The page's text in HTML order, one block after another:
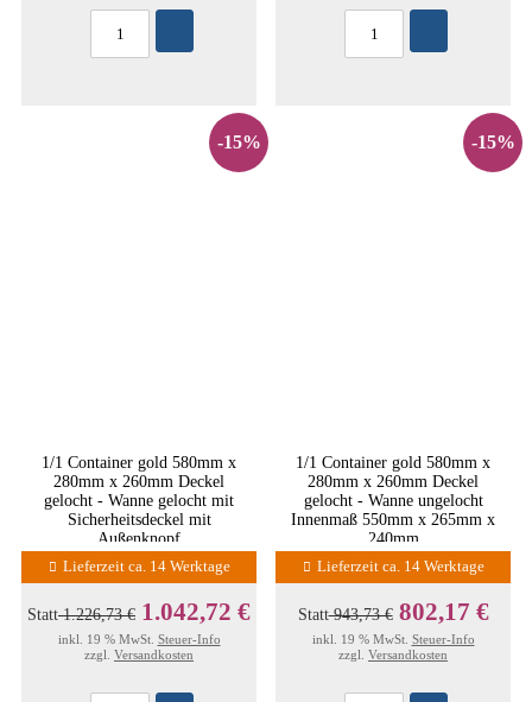
-15%
1/1 Container gold 580mm x
280mm x 260mm Deckel
gelocht - Wanne gelocht mit
Sicherheitsdeckel mit
Außenknopf
Lieferzeit ca. 14 Werktage
Statt1.226,73 € 1.042,72 €
inkl. 19 % MwSt. Steuer-Info
zzgl. Versandkosten
-15%
1/1 Container gold 580mm x
280mm x 260mm Deckel
gelocht - Wanne ungelocht
Innenmaß 550mm x 265mm x
240mm
Lieferzeit ca. 14 Werktage
Statt943,73 € 802,17 €
inkl. 19 % MwSt. Steuer-Info
zzgl. Versandkosten